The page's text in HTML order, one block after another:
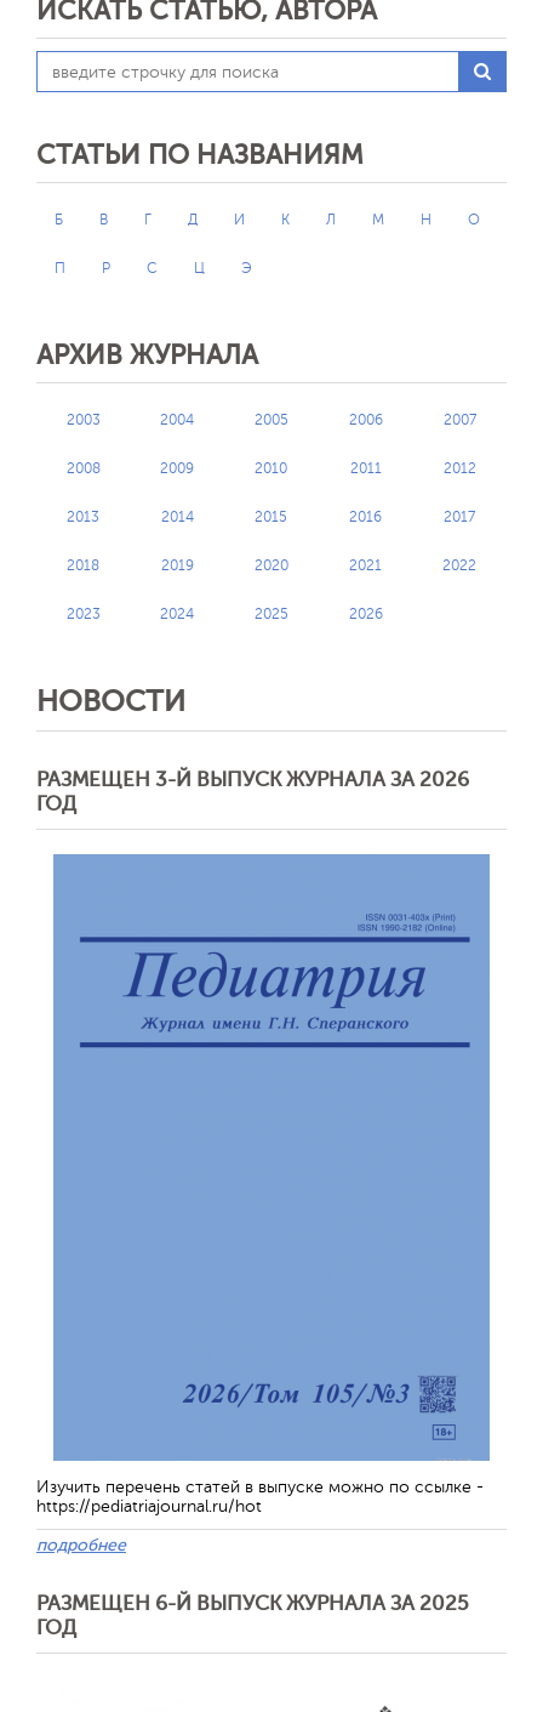
ИСКАТЬ СТАТЬЮ, АВТОРА
СТАТЬИ ПО НАЗВАНИЯМ
Б В Г Д И К Л М Н О
П Р С Ц Э
АРХИВ ЖУРНАЛА
2003 2004 2005 2006 2007
2008 2009 2010 2011 2012
2013 2014 2015 2016 2017
2018 2019 2020 2021 2022
2023 2024 2025 2026
НОВОСТИ
РАЗМЕЩЕН 3-Й ВЫПУСК ЖУРНАЛА ЗА 2026
ГОД
Изучить перечень статей в выпуске можно по ссылке -
https://pediatriajournal.ru/hot
подробнее
РАЗМЕЩЕН 6-Й ВЫПУСК ЖУРНАЛА ЗА 2025
ГОД